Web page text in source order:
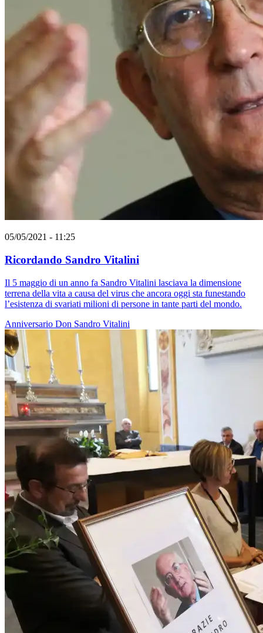
05/05/2021 - 11:25
Ricordando Sandro Vitalini
Il 5 maggio di un anno fa Sandro Vitalini lasciava la dimensione
terrena della vita a causa del virus che ancora oggi sta funestando
l’esistenza di svariati milioni di persone in tante parti del mondo.
Anniversario Don Sandro Vitalini